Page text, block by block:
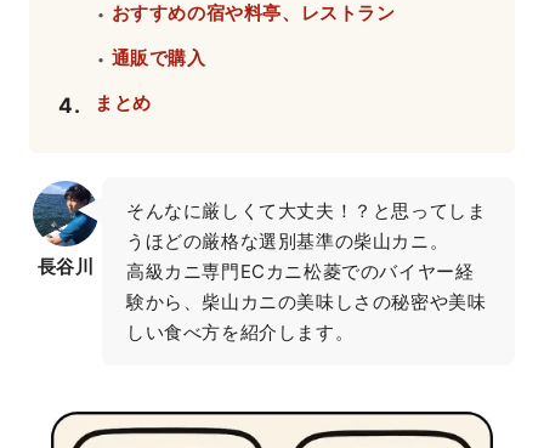
・ おすすめの宿や料亭、レストラン
・ 通販で購入
4. まとめ
長谷川
そんなに厳しくて大丈夫！？と思ってしま
うほどの厳格な選別基準の柴山カニ。
高級カニ専門ECカニ松菱でのバイヤー経
験から、柴山カニの美味しさの秘密や美味
しい食べ方を紹介します。